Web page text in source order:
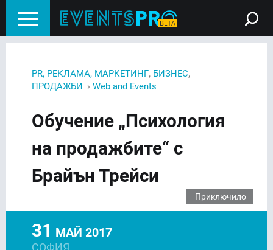
PR, РЕКЛАМА, МАРКЕТИНГ, БИЗНЕС,
ПРОДАЖБИ › Web and Events
Обучение „Психология
на продажбите“ с
Брайън Трейси
Приключило
31 МАЙ 2017
СОФИЯ